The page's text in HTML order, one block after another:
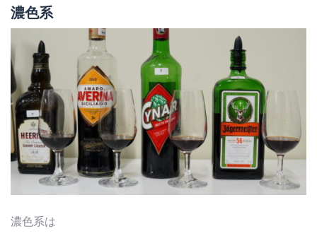
濃色系
濃色系は